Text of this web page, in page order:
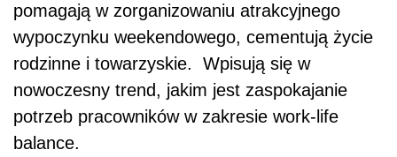
pomagają w zorganizowaniu atrakcyjnego
wypoczynku weekendowego, cementują życie
rodzinne i towarzyskie. Wpisują się w
nowoczesny trend, jakim jest zaspokajanie
potrzeb pracowników w zakresie work-life
balance.